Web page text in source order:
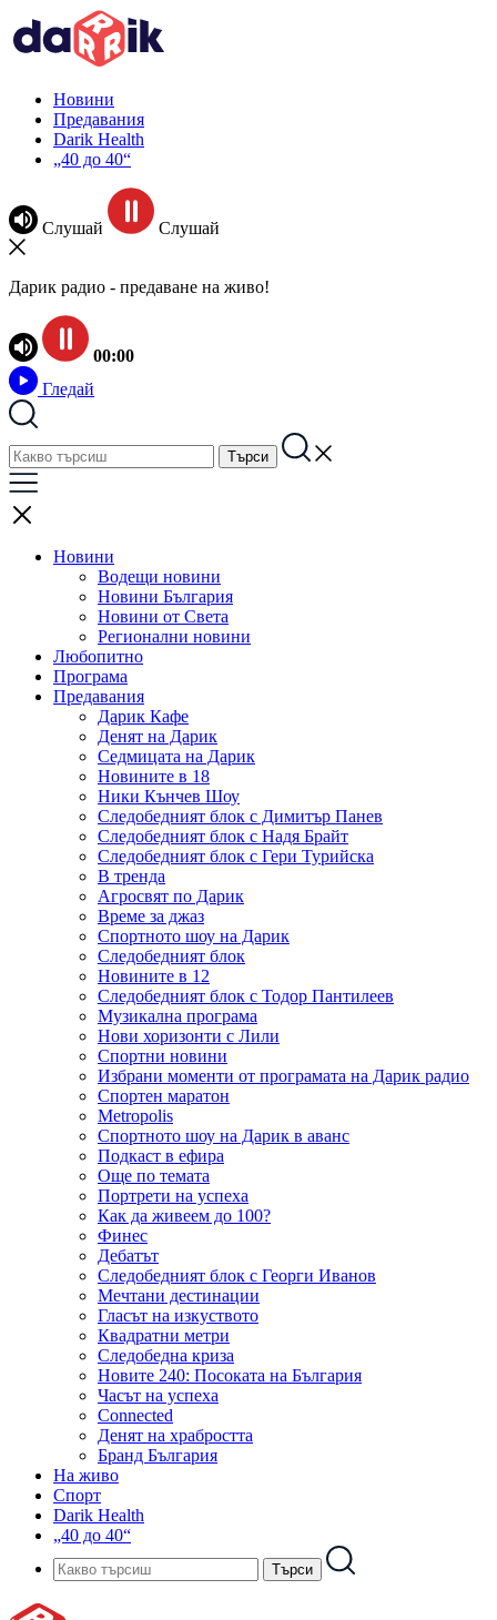
Новини
Предавания
Darik Health
„40 до 40“
Слушай Слушай
Дарик радио - предаване на живо!
00:00
Гледай
Новини
Водещи новини
Новини България
Новини от Света
Регионални новини
Любопитно
Програма
Предавания
Дарик Кафе
Денят на Дарик
Седмицата на Дарик
Новините в 18
Ники Кънчев Шоу
Следобедният блок с Димитър Панев
Следобедният блок с Надя Брайт
Следобедният блок с Гери Турийска
В тренда
Агросвят по Дарик
Време за джаз
Спортното шоу на Дарик
Следобедният блок
Новините в 12
Следобедният блок с Тодор Пантилеев
Музикална програма
Нови хоризонти с Лили
Спортни новини
Избрани моменти от програмата на Дарик радио
Спортен маратон
Metropolis
Спортното шоу на Дарик в аванс
Подкаст в ефира
Още по темата
Портрети на успеха
Как да живеем до 100?
Финес
Дебатът
Следобедният блок с Георги Иванов
Мечтани дестинации
Гласът на изкуството
Квадратни метри
Следобедна криза
Новите 240: Посоката на България
Часът на успеха
Connected
Денят на храбростта
Бранд България
На живо
Спорт
Darik Health
„40 до 40“